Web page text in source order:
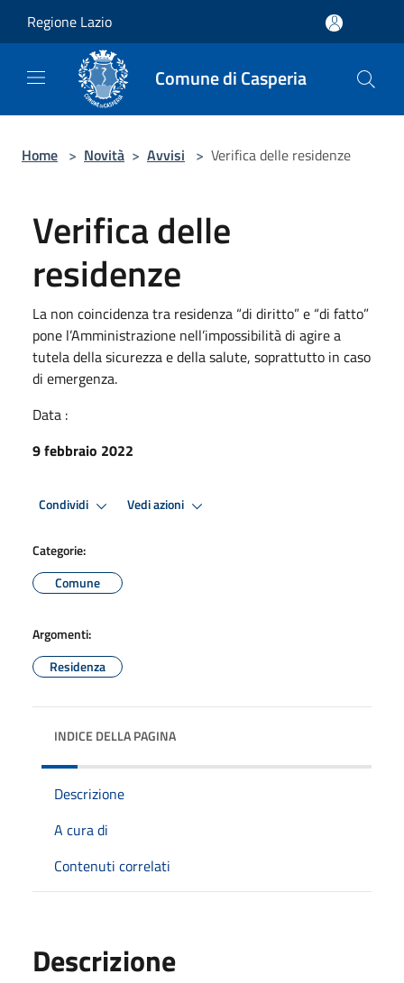
Regione Lazio
Comune di Casperia
Home > Novità > Avvisi > Verifica delle residenze
Verifica delle
residenze
La non coincidenza tra residenza “di diritto” e “di fatto”
pone l’Amministrazione nell’impossibilità di agire a
tutela della sicurezza e della salute, soprattutto in caso
di emergenza.
Data :
9 febbraio 2022
Condividi Vedi azioni
Categorie:
Comune
Argomenti:
Residenza
INDICE DELLA PAGINA
Descrizione
A cura di
Contenuti correlati
Descrizione